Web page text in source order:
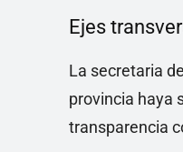
Ejes
La secretaria
provincia haya
transparencia